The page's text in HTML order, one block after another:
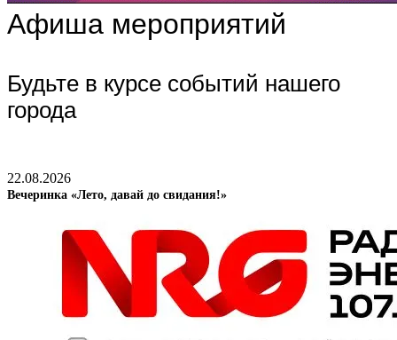
Афиша мероприятий
Будьте в курсе событий нашего
города
22.08.2026
Вечеринка «Лето, давай до свидания!»